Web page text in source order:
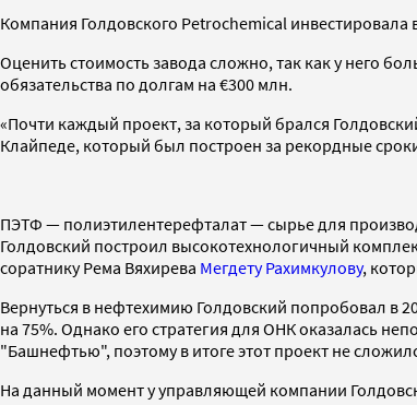
Компания Голдовского Petrochemical
Оценить стоимость завода сложно, так как у него
обязательства по долгам на €300 млн.
«Почти каждый проект, за который брался
Клайпеде, который был построен за рекордные
ПЭТФ — полиэтилентерефталат — сырье для
Голдовский построил высокотехнологичный
соратнику Рема Вяхирева Мегдету Рахимкулову,
Вернуться в нефтехимию Голдовский попробовал в
на 75%. Однако его стратегия для ОНК оказалась
"Башнефтью", поэтому в итоге этот проект не
На данный момент у управляющей компании